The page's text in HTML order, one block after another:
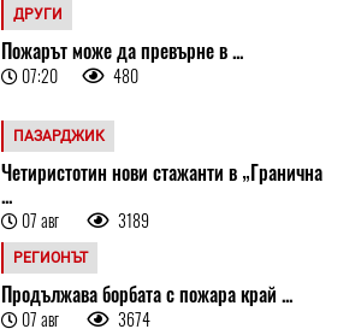
ДРУГИ
Пожарът може да превърне в ...
07:20 480
ПАЗАРДЖИК
Четиристотин нови стажанти в „Гранична
...
07 авг 3189
РЕГИОНЪТ
Продължава борбата с пожара край ...
07 авг 3674